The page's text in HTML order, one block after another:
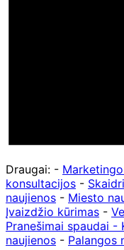
Draugai: -
konsultacijos -
naujienos - Miesto
Įvaizdžio kūrimas -
Pranešimai spaudai -
naujienos - Palangos